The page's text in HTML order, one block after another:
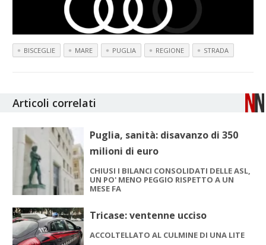
BISCEGLIE MARE PUGLIA REGIONE STRADA
Articoli correlati
Puglia, sanità: disavanzo di 350
milioni di euro
CHIUSI I BILANCI CONSOLIDATI DELLE ASL,
UN PO' MENO PEGGIO RISPETTO A UN
MESE FA
Tricase: ventenne ucciso
ACCOLTELLATO AL CULMINE DI UNA LITE